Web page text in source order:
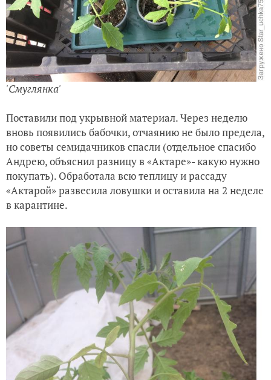
'Смуглянка'
Поставили под укрывной материал. Через неделю
вновь появились бабочки, отчаянию не было предела,
но советы семидачников спасли (отдельное спасибо
Андрею, объяснил разницу в «Актаре»- какую нужно
покупать). Обработала всю теплицу и рассаду
«Актарой» развесила ловушки и оставила на 2 неделе
в карантине.